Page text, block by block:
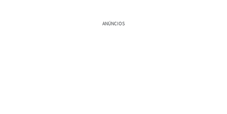
ANÚNCIOS